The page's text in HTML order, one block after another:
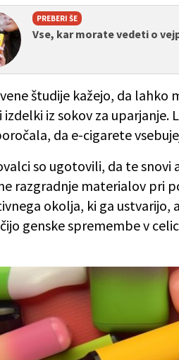
PREBERI ŠE
Vse, kar morate vedeti o
študije kažejo, da lahko
izdelki iz sokov za uparjanje.
da e-cigarete
so ugotovili, da te
razgradnje materialov pri
okolja, ki ga
genske spremembe v